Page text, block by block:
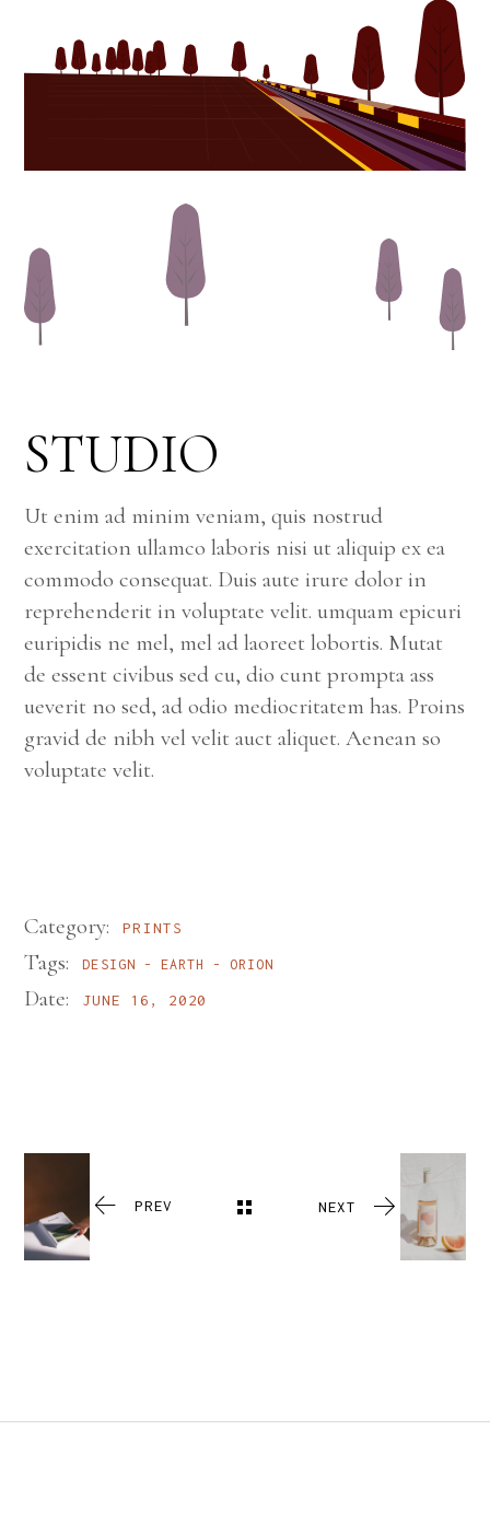
STUDIO
Ut enim ad minim veniam, quis nostrud
exercitation ullamco laboris nisi ut aliquip ex ea
commodo consequat. Duis aute irure dolor in
reprehenderit in voluptate velit. umquam epicuri
euripidis ne mel, mel ad laoreet lobortis. Mutat
de essent civibus sed cu, dio cunt prompta ass
ueverit no sed, ad odio mediocritatem has. Proins
gravid de nibh vel velit auct aliquet. Aenean so
voluptate velit.
Category: PRINTS
Tags: DESIGN EARTH ORION
Date: JUNE 16, 2020
PREV NEXT